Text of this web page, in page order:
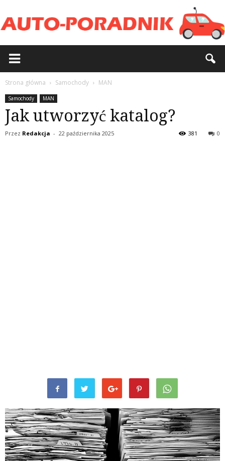
Strona główna Samochody MAN
Samochody MAN
Jak utworzyć katalog?
Przez Redakcja - 22 października 2025 0
381